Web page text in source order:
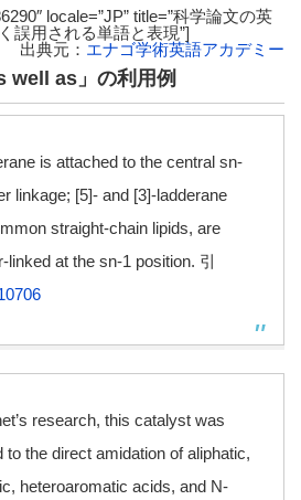
locale=”JP” title=”科学論文の英
誤用される単語と表現”]
出典元： エナゴ学術英語アカデミー
well as」の利用例
is attached to the central sn-
linkage; [5]- and [3]-ladderane
straight-chain lipids, are
linked at the sn-1 position. 引
research, this catalyst was
the direct amidation of aliphatic,
heteroaromatic acids, and N-